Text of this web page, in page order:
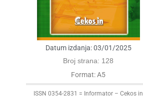
Datum izdanja:03/01/2025
Broj strana: 128
Format: A5
ISSN 0354-2831 = Informator – Cekos in